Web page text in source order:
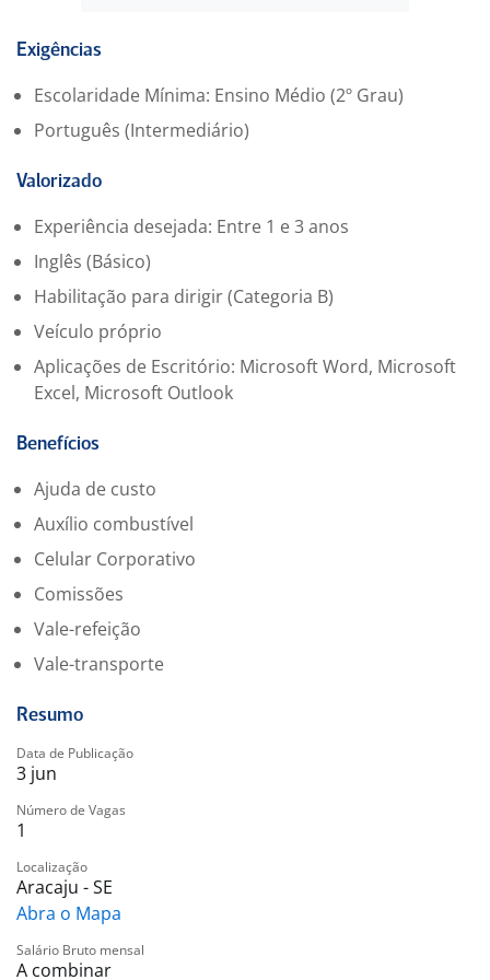
Acompanhar pedidos de vendas, prestar apoio no
relatórios sobre demanda relacionadas.
Exigências
Escolaridade Mínima: Ensino Médio (2º Grau)
Português (Intermediário)
Valorizado
Experiência desejada: Entre 1 e 3 anos
Inglês (Básico)
Habilitação para dirigir (Categoria B)
Veículo próprio
Aplicações de Escritório: Microsoft Word, Microsoft
Excel, Microsoft Outlook
Benefícios
Ajuda de custo
Auxílio combustível
Celular Corporativo
Comissões
Vale-refeição
Vale-transporte
Resumo
Data de Publicação
3 jun
Número de Vagas
1
Localização
Aracaju - SE
Abra o Mapa
Salário Bruto mensal
A combinar